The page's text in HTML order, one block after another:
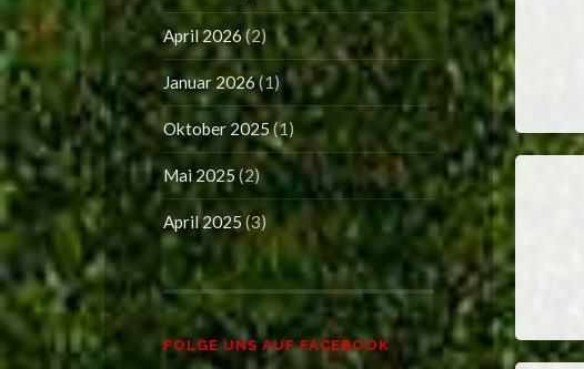
April 2026(2)
Januar 2026(1)
Oktober 2025(1)
Mai 2025 (2)
April 2025 (3)
FOLGE UNS AUF FACEBOOK